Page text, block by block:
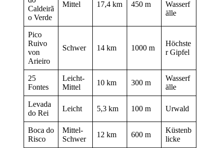
Caldeirã
o Verde
Mittel 17,4 km 450 m
Wasserf
älle
Pico
Ruivo
von
Arieiro
Schwer 14 km 1000 m
Höchste
r Gipfel
25
Fontes
Leicht-
Mittel
10 km 300 m
Wasserf
älle
Levada
do Rei
Leicht 5,3 km 100 m Urwald
Boca do
Risco
Mittel-
Schwer
12 km 600 m
Küstenb
licke